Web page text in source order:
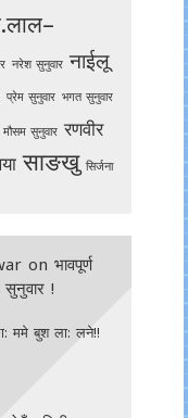
नरेश सुनुवार नाईलू
प्रेम सुनुवार भगत सुनुवार
मौसम सुनुवार रणवीर
साङखु सिर्जना
onभावपूर्ण
सुनुवार !
ममे बुश ला: लने!!